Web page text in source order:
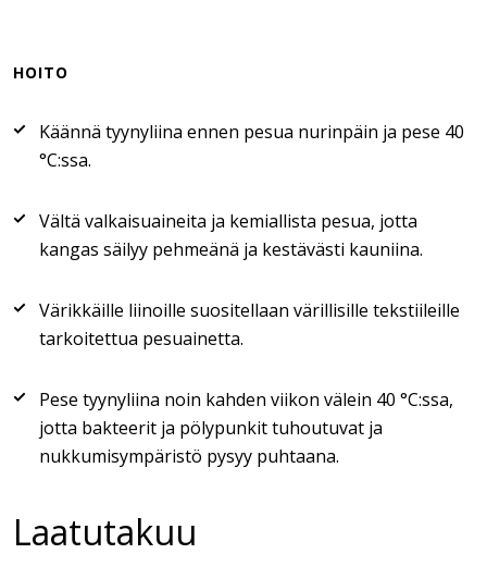
HOITO
Käännä tyynyliina ennen pesua nurinpäin ja pese 40
°C:ssa.
Vältä valkaisuaineita ja kemiallista pesua, jotta
kangas säilyy pehmeänä ja kestävästi kauniina.
Värikkäille liinoille suositellaan värillisille tekstiileille
tarkoitettua pesuainetta.
Pese tyynyliina noin kahden viikon välein 40 °C:ssa,
jotta bakteerit ja pölypunkit tuhoutuvat ja
nukkumisympäristö pysyy puhtaana.
Laatutakuu